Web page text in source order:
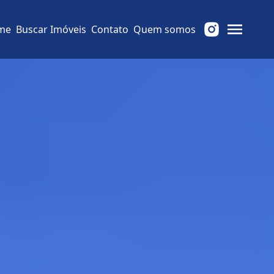
Buscar Imóveis Contato Quem somos